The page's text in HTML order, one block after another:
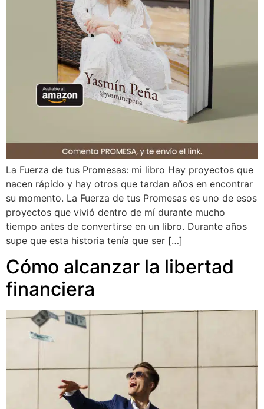
La Fuerza de tus Promesas: mi libro Hay proyectos que
nacen rápido y hay otros que tardan años en encontrar
su momento. La Fuerza de tus Promesas es uno de esos
proyectos que vivió dentro de mí durante mucho
tiempo antes de convertirse en un libro. Durante años
supe que esta historia tenía que ser […]
Cómo alcanzar la libertad
financiera